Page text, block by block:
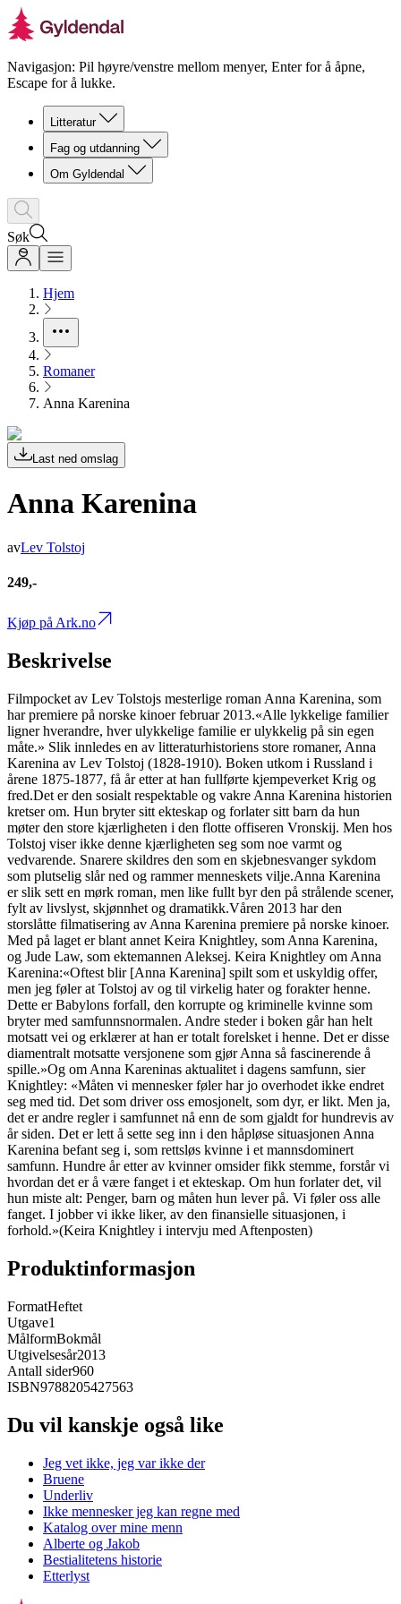
Navigasjon: Pil høyre/venstre mellom menyer, Enter for å åpne,
Escape for å lukke.
Litteratur
Fag og utdanning
Om Gyldendal
Søk
Hjem
Romaner
Anna Karenina
Last ned omslag
Anna Karenina
avLev Tolstoj
249,-
Kjøp på Ark.no
Beskrivelse
Filmpocket av Lev Tolstojs mesterlige roman Anna Karenina, som
har premiere på norske kinoer februar 2013.«Alle lykkelige familier
ligner hverandre, hver ulykkelige familie er ulykkelig på sin egen
måte.» Slik innledes en av litteraturhistoriens store romaner, Anna
Karenina av Lev Tolstoj (1828-1910). Boken utkom i Russland i
årene 1875-1877, få år etter at han fullførte kjempeverket Krig og
fred.Det er den sosialt respektable og vakre Anna Karenina historien
kretser om. Hun bryter sitt ekteskap og forlater sitt barn da hun
møter den store kjærligheten i den flotte offiseren Vronskij. Men hos
Tolstoj viser ikke denne kjærligheten seg som noe varmt og
vedvarende. Snarere skildres den som en skjebnesvanger sykdom
som plutselig slår ned og rammer menneskets vilje.Anna Karenina
er slik sett en mørk roman, men like fullt byr den på strålende scener,
fylt av livslyst, skjønnhet og dramatikk.Våren 2013 har den
storslåtte filmatisering av Anna Karenina premiere på norske kinoer.
Med på laget er blant annet Keira Knightley, som Anna Karenina,
og Jude Law, som ektemannen Aleksej. Keira Knightley om Anna
Karenina:«Oftest blir [Anna Karenina] spilt som et uskyldig offer,
men jeg føler at Tolstoj av og til virkelig hater og forakter henne.
Dette er Babylons forfall, den korrupte og kriminelle kvinne som
bryter med samfunnsnormalen. Andre steder i boken går han helt
motsatt vei og erklærer at han er totalt forelsket i henne. Det er disse
diamentralt motsatte versjonene som gjør Anna så fascinerende å
spille.»Og om Anna Kareninas aktualitet i dagens samfunn, sier
Knightley: «Måten vi mennesker føler har jo overhodet ikke endret
seg med tid. Det som driver oss emosjonelt, som dyr, er likt. Men ja,
det er andre regler i samfunnet nå enn de som gjaldt for hundrevis av
år siden. Det er lett å sette seg inn i den håpløse situasjonen Anna
Karenina befant seg i, som rettsløs kvinne i et mannsdominert
samfunn. Hundre år etter av kvinner omsider fikk stemme, forstår vi
hvordan det er å være fanget i et ekteskap. Om hun forlater det, vil
hun miste alt: Penger, barn og måten hun lever på. Vi føler oss alle
fanget. I jobber vi ikke liker, av den finansielle situasjonen, i
forhold.»(Keira Knightley i intervju med Aftenposten)
Produktinformasjon
FormatHeftet
Utgave1
MålformBokmål
Utgivelsesår2013
Antall sider960
ISBN9788205427563
Du vil kanskje også like
Jeg vet ikke, jeg var ikke der
Bruene
Underliv
Ikke mennesker jeg kan regne med
Katalog over mine menn
Alberte og Jakob
Bestialitetens historie
Etterlyst